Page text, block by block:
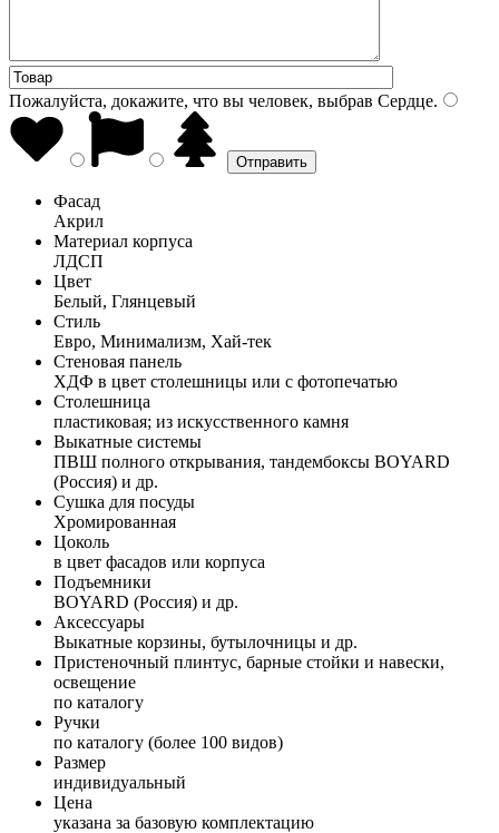
Пожалуйста, докажите, что вы человек, выбрав Сердце.
Фасад
Акрил
Материал корпуса
ЛДСП
Цвет
Белый, Глянцевый
Стиль
Евро, Минимализм, Хай-тек
Стеновая панель
ХДФ в цвет столешницы или с фотопечатью
Столешница
пластиковая; из искусственного камня
Выкатные системы
ПВШ полного открывания, тандембоксы BOYARD
(Россия) и др.
Сушка для посуды
Хромированная
Цоколь
в цвет фасадов или корпуса
Подъемники
BOYARD (Россия) и др.
Аксессуары
Выкатные корзины, бутылочницы и др.
Пристеночный плинтус, барные стойки и навески,
освещение
по каталогу
Ручки
по каталогу (более 100 видов)
Размер
индивидуальный
Цена
указана за базовую комплектацию